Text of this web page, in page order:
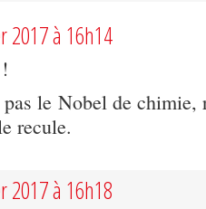
2017 à 16h14
le Nobel de chimie,
recule.
2017 à 16h18